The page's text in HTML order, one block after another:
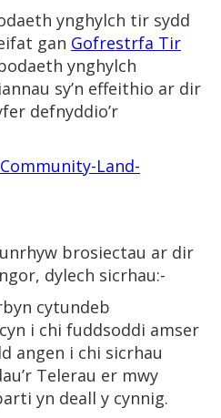
ynghylch tir sydd
gan Gofrestrfa Tir
ynghylch
sy’n effeithio ar dir
defnyddio’r
Land-
brosiectau ar dir
dylech sicrhau:-
cytundeb
i chi fuddsoddi amser
angen i chi sicrhau
Telerau er mwy
yn deall y cynnig.